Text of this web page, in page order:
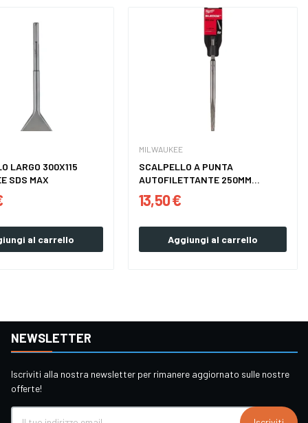
LARGO 300X115
SDS MAX
al carrello
MILWAUKEE
SCALPELLO A PUNTA
AUTOFILETTANTE 250MM...
13,50 €
Aggiungi al carrello
NEWSLETTER
Iscriviti alla nostra newsletter per rimanere aggiornato sulle nostre
offerte!